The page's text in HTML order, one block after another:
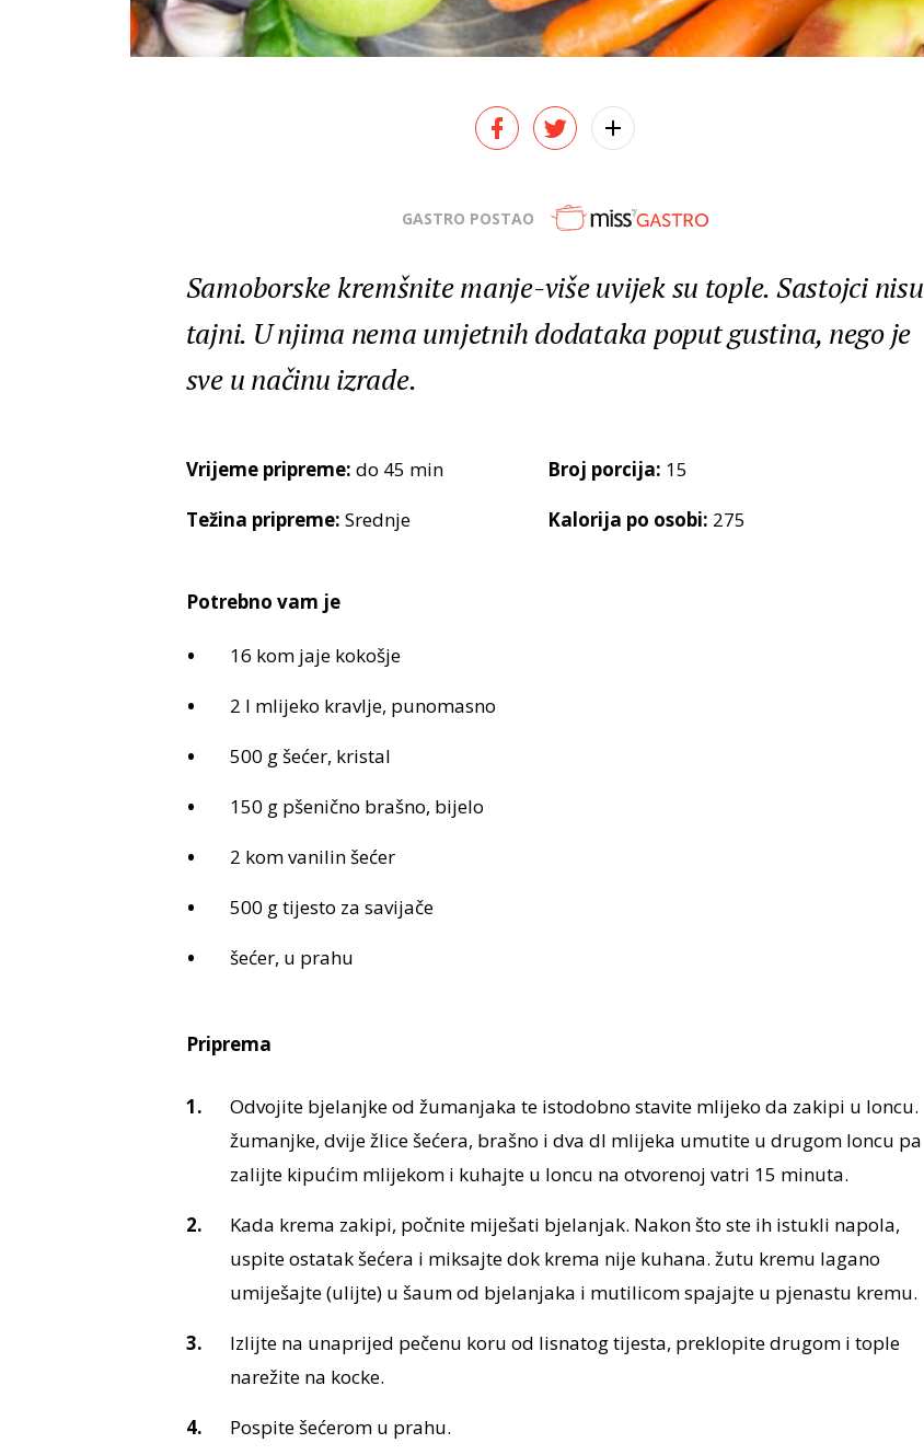
GASTRO POSTAO
Samoborske kremšnite manje-više uvijek su tople. Sastojci nisu
tajni. U njima nema umjetnih dodataka poput gustina, nego je
sve u načinu izrade.
Vrijeme pripreme: do 45 min Broj porcija: 15
Težina pripreme: Srednje Kalorija po osobi: 275
Potrebno vam je
16 kom jaje kokošje
2 l mlijeko kravlje, punomasno
500 g šećer, kristal
150 g pšenično brašno, bijelo
2 kom vanilin šećer
500 g tijesto za savijače
šećer, u prahu
Priprema
Odvojite bjelanjke od žumanjaka te istodobno stavite mlijeko da zakipi u loncu.
žumanjke, dvije žlice šećera, brašno i dva dl mlijeka umutite u drugom loncu pa
zalijte kipućim mlijekom i kuhajte u loncu na otvorenoj vatri 15 minuta.
Kada krema zakipi, počnite miješati bjelanjak. Nakon što ste ih istukli napola,
uspite ostatak šećera i miksajte dok krema nije kuhana. žutu kremu lagano
umiješajte (ulijte) u šaum od bjelanjaka i mutilicom spajajte u pjenastu kremu.
Izlijte na unaprijed pečenu koru od lisnatog tijesta, preklopite drugom i tople
narežite na kocke.
Pospite šećerom u prahu.